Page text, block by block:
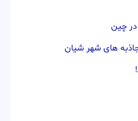
در چین
های شهر شیان